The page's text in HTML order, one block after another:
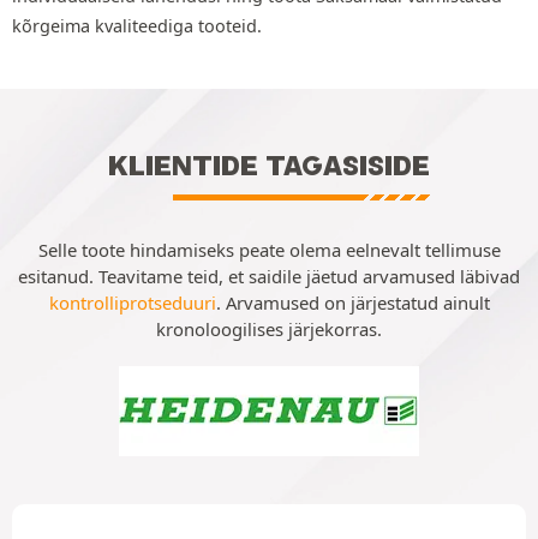
kõrgeima kvaliteediga tooteid.
KLIENTIDE TAGASISIDE
Selle toote hindamiseks peate olema eelnevalt tellimuse
esitanud. Teavitame teid, et saidile jäetud arvamused läbivad
kontrolliprotseduuri. Arvamused on järjestatud ainult
kronoloogilises järjekorras.